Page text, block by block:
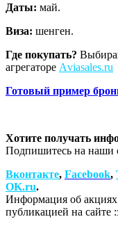
Даты: май.
Виза: шенген.
Где покупать?
агрегаторе Аviasales.ru
Готовый пример
Хотите получать
Подпишитесь на наши
Вконтакте, Facebook,
OK.ru.
Информация об акциях
публикацией на сайте